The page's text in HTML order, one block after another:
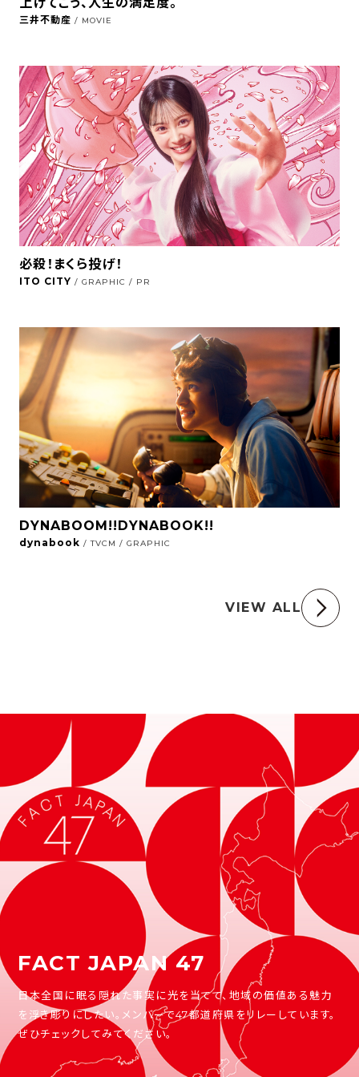
三井不動産 / MOVIE
必殺！まくら投げ！
ITO CITY / GRAPHIC / PR
DYNABOOM!!DYNABOOK!!
dynabook / TVCM / GRAPHIC
VIEW ALL
FACT JAPAN 47
日本全国に眠る隠れた事実に光を当てて、地域の価値ある魅力
を浮き彫りにしたい。メンバーで47都道府県をリレーしています。
ぜひチェックしてみてください。